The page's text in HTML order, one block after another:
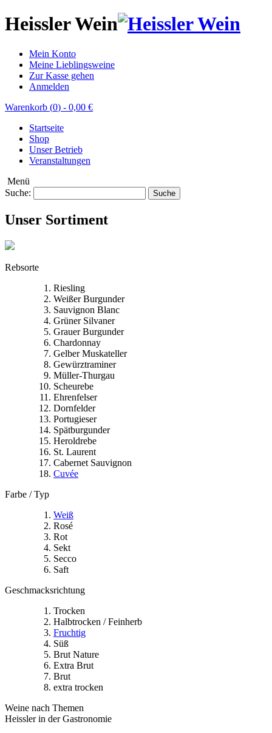
Heissler Wein
Mein Konto
Meine Lieblingsweine
Zur Kasse gehen
Anmelden
Warenkorb (0) - 0,00 €
Startseite
Shop
Unser Betrieb
Veranstaltungen
Menü
Suche:
Suche
Unser Sortiment
Rebsorte
Riesling
Weißer Burgunder
Sauvignon Blanc
Grüner Silvaner
Grauer Burgunder
Chardonnay
Gelber Muskateller
Gewürztraminer
Müller-Thurgau
Scheurebe
Ehrenfelser
Dornfelder
Portugieser
Spätburgunder
Heroldrebe
St. Laurent
Cabernet Sauvignon
Cuvée
Farbe / Typ
Weiß
Rosé
Rot
Sekt
Secco
Saft
Geschmacksrichtung
Trocken
Halbtrocken / Feinherb
Fruchtig
Süß
Brut Nature
Extra Brut
Brut
extra trocken
Weine nach Themen
Heissler in der Gastronomie